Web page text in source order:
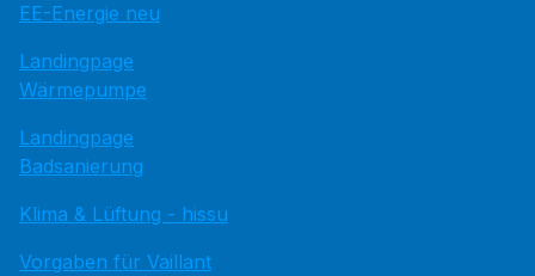
EE-Energie neu
Landingpage
Wärmepumpe
Landingpage
Badsanierung
Klima & Lüftung - hissu
Vorgaben für Vaillant